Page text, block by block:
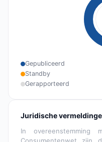
Gepubliceerd
Standby
Gerapporteerd
Juridische
In overeenstemming